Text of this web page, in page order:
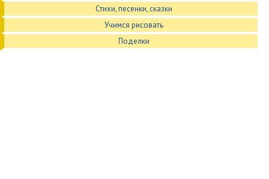
Стихи, песенки, сказки
Учимся рисовать
Поделки